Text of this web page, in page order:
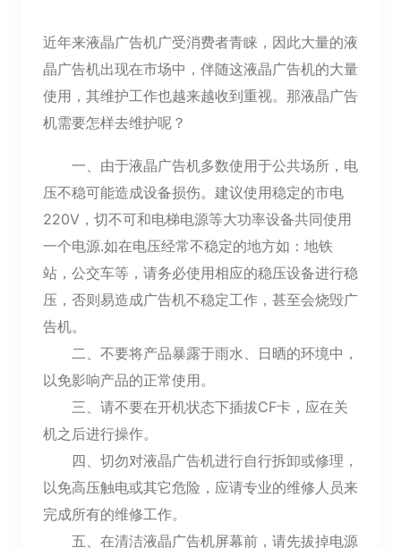
近年来液晶广告机广受消费者青睐，因此大量的液
晶广告机出现在市场中，伴随这液晶广告机的大量
使用，其维护工作也越来越收到重视。那液晶广告
机需要怎样去维护呢？
一、由于液晶广告机多数使用于公共场所，电
压不稳可能造成设备损伤。建议使用稳定的市电
220V，切不可和电梯电源等大功率设备共同使用
一个电源.如在电压经常不稳定的地方如：地铁
站，公交车等，请务必使用相应的稳压设备进行稳
压，否则易造成广告机不稳定工作，甚至会烧毁广
告机。
二、不要将产品暴露于雨水、日晒的环境中，
以免影响产品的正常使用。
三、请不要在开机状态下插拔CF卡，应在关
机之后进行操作。
四、切勿对液晶广告机进行自行拆卸或修理，
以免高压触电或其它危险，应请专业的维修人员来
完成所有的维修工作。
五、在清洁液晶广告机屏幕前，请先拔掉电源